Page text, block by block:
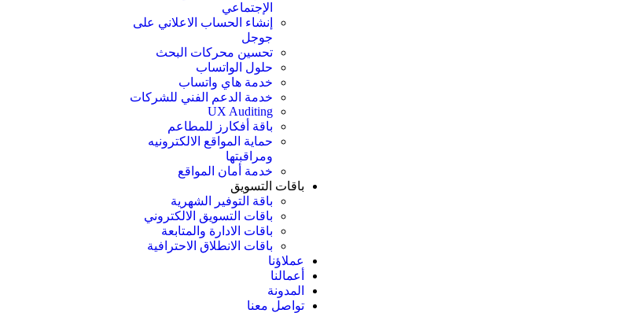
الإجتماعي
إنشاء الحساب الاعلاني على
جوجل
تحسين محركات البحث
حلول الواتساب
خدمة هاي واتساب
خدمة الدعم الفني للشركات
UX Auditing
باقة أفكارز للمطاعم
حماية المواقع الالكترونيه
ومراقبتها
خدمة أمان المواقع
باقات التسويق
باقة التوفير الشهرية
باقات التسويق الالكتروني
باقات الادارة والمتابعة
باقات الانطلاق الاحترافية
عملاؤنا
أعمالنا
المدونة
تواصل معنا